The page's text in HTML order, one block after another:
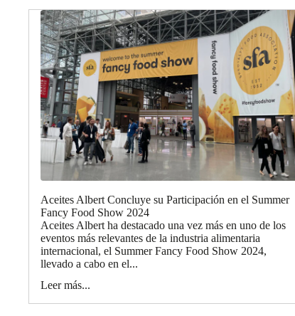
Aceites Albert Concluye su Participación en el Summer
Fancy Food Show 2024
Aceites Albert ha destacado una vez más en uno de los
eventos más relevantes de la industria alimentaria
internacional, el Summer Fancy Food Show 2024,
llevado a cabo en el...
Leer más...